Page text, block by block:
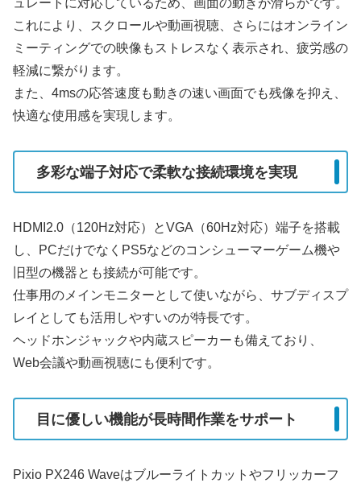
ュレートに対応しているため、画面の動きが滑らかです。
これにより、スクロールや動画視聴、さらにはオンライン
ミーティングでの映像もストレスなく表示され、疲労感の
軽減に繋がります。
また、4msの応答速度も動きの速い画面でも残像を抑え、
快適な使用感を実現します。
多彩な端子対応で柔軟な接続環境を実現
HDMI2.0（120Hz対応）とVGA（60Hz対応）端子を搭載
し、PCだけでなくPS5などのコンシューマーゲーム機や
旧型の機器とも接続が可能です。
仕事用のメインモニターとして使いながら、サブディスプ
レイとしても活用しやすいのが特長です。
ヘッドホンジャックや内蔵スピーカーも備えており、
Web会議や動画視聴にも便利です。
目に優しい機能が長時間作業をサポート
Pixio PX246 Waveはブルーライトカットやフリッカーフ